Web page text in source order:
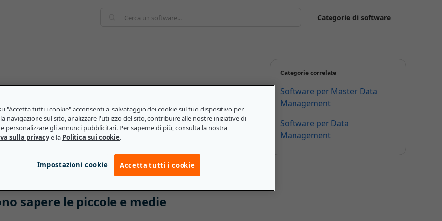
Categorie di software
raccoglierà e utilizzerà i dati relativi agli
che sostiene l'acquisizione, l'organizzazione, l'analisi
Una data strategy efficace è composta da
fornitura, elaborazione e gestione. In altre
in modo sicuro, elaborarli a fini di analisi e
sapere le piccole e medie
Categorie correlate
Software per Master Data
Management
Software per Data
Management
"Accetta tutti i cookie" acconsenti al salvataggio dei cookie sul tuo dispositivo per
navigazione sul sito, analizzare l'utilizzo del sito, contribuire alle nostre iniziative di
personalizzare gli annunci pubblicitari. Per saperne di più, consulta la nostra
sulla privacye la Politica sui cookie.
Impostazioni cookie Accetta tutti i cookie